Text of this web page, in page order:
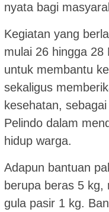
nyata bagi
Kegiatan yang
mulai 26 hingga 28
untuk membantu
sekaligus
kesehatan,
Pelindo dalam
hidup warga.
Adapun bantuan
berupa beras 5 kg,
gula pasir 1 kg.